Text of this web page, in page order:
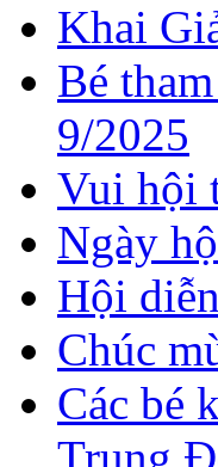
Khai
Bé
9/2025
Vui hội
Ngày
Hội
Chúc
Các bé